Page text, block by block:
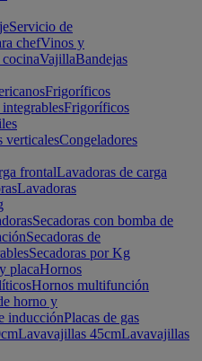
Servicio de
chefVinos y
VajillaBandejas
Frigoríficos
Frigoríficos
verticalesCongeladores
frontalLavadoras de carga
Lavadoras
Secadoras con bomba de
Secadoras de
Secadoras por Kg
placaHornos
Hornos multifunción
horno y
inducciónPlacas de gas
Lavavajillas 45cmLavavajillas